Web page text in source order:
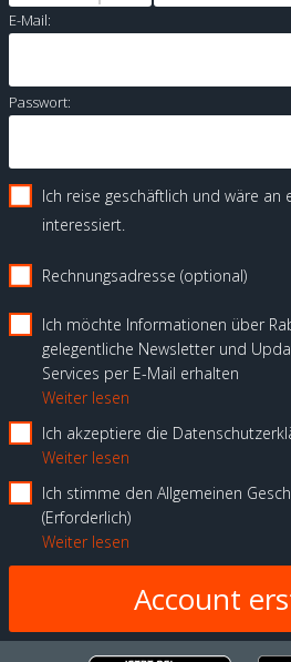
E-Mail:
Passwort:
Ich reise geschäftlich und wäre an
interessiert.
Rechnungsadresse (optional)
Ich möchte Informationen über
gelegentliche Newsletter und
Services per E-Mail erhalten
Weiter lesen
Ich akzeptiere die
Weiter lesen
Ich stimme den Allgemeinen
Erforderlich
Weiter lesen